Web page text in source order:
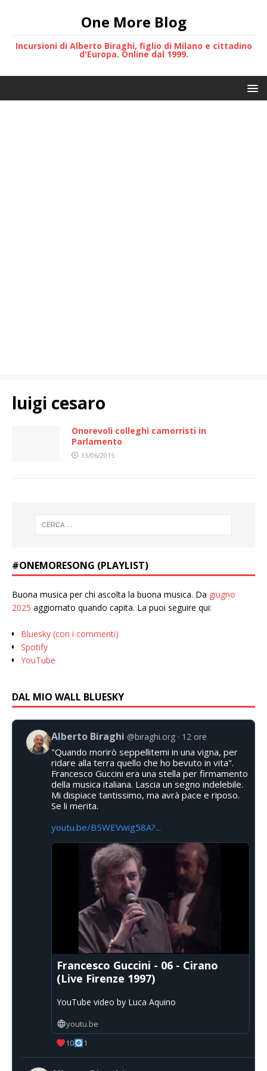
One More Blog
Incursioni di Alberto Biraghi, figlio di Milano e cittadino
d'Europa. Online dal 1999.
luigi cesaro
Onorevoli colleghi camorristi in
Parlamento
13/06/2015
#ONEMORESONG (PLAYLIST)
Buona musica per chi ascolta la buona musica. Da giugno
2025 aggiornato quando capita. La puoi seguire qui:
Bluesky (con i commenti)
Spotify
YouTube
DAL MIO WALL BLUESKY
Alberto Biraghi @biraghi.org 12 ore
"Quando morirò seppellitemi in una vigna, per
ridare alla terra quello che ho bevuto in vita".
Francesco Guccini era una stella per firmamento
della musica italiana. Lascia un segno indelebile.
Mi dispiace tantissimo, ma avrà pace e riposo.
Se li merita.
youtu.be/B5WEVwig58A?...
Francesco Guccini - 06 - Cirano
(Live Firenze 1997)
YouTube video by Luca Aquino
youtu.be
10
1